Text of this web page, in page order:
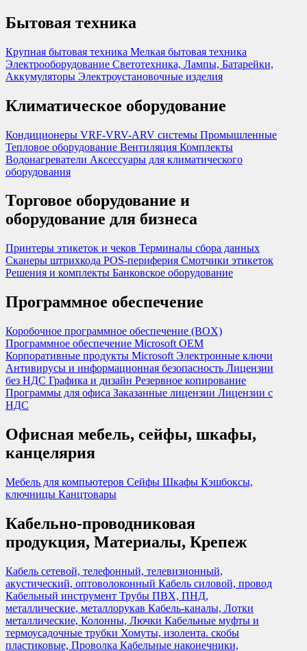
Бытовая техника
Крупная бытовая техника Мелкая бытовая техника
Электрооборудование Светотехника, Лампы, Батарейки,
Аккумуляторы Электроустановочные изделия
Климатическое оборудование
Кондиционеры VRF-VRV-ARV системы Промышленные
Тепловое оборудование Вентиляция Комплекты
Водонагреватели Аксессуары для климатического
оборудования
Торговое оборудование и
оборудование для бизнеса
Принтеры этикеток и чеков Терминалы сбора данных
Сканеры штрихкода POS-периферия Смотчики этикеток
Решения и комплекты Банковское оборудование
Программное обеспечение
Коробочное программное обеспечение (BOX)
Программное обеспечение Microsoft OEM
Корпоративные продукты Microsoft Электронные ключи
Антивирусы и информационная безопасность Лицензии
без НДС Графика и дизайн Резервное копирование
Программы для офиса Заказанные лицензии Лицензии с
НДС
Офисная мебель, сейфы, шкафы,
канцелярия
Мебель для компьютеров Сейфы Шкафы Кэшбоксы,
ключницы Канцтовары
Кабельно-проводниковая
продукция, Материалы, Крепеж
Кабель сетевой, телефонный, телевизионный,
акустический, оптоволоконный Кабель силовой, провод
Кабельный инструмент Трубы ПВХ, ПНД,
металлические, металлорукав Кабель-каналы, Лотки
металлические, Колонны, Лючки Кабельные муфты и
термоусадочные трубки Хомуты, изолента. скобы
пластиковые, Проволка Кабельные наконечники,